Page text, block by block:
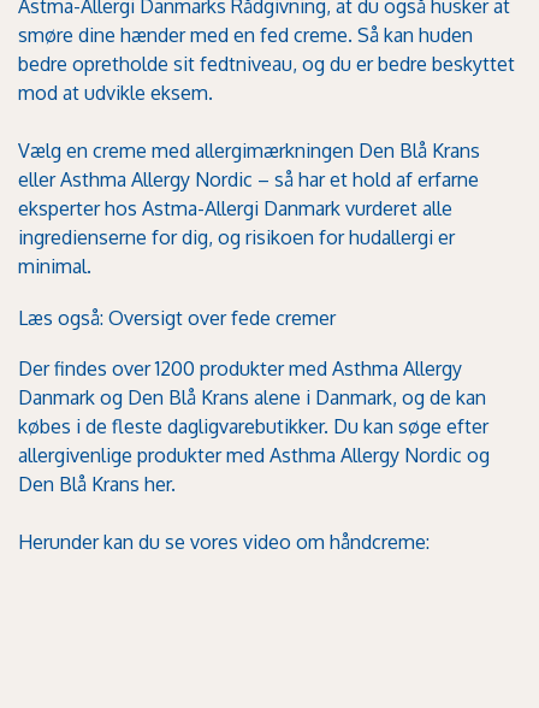
Astma-Allergi Danmarks Rådgivning, at du også husker at
smøre dine hænder med en fed creme. Så kan huden
bedre opretholde sit fedtniveau, og du er bedre beskyttet
mod at udvikle eksem.
Vælg en creme med allergimærkningen Den Blå Krans
eller Asthma Allergy Nordic – så har et hold af erfarne
eksperter hos Astma-Allergi Danmark vurderet alle
ingredienserne for dig, og risikoen for hudallergi er
minimal.
Læs også: Oversigt over fede cremer
Der findes over 1200 produkter med Asthma Allergy
Danmark og Den Blå Krans alene i Danmark, og de kan
købes i de fleste dagligvarebutikker. Du kan søge efter
allergivenlige produkter med Asthma Allergy Nordic og
Den Blå Krans her.
Herunder kan du se vores video om håndcreme: